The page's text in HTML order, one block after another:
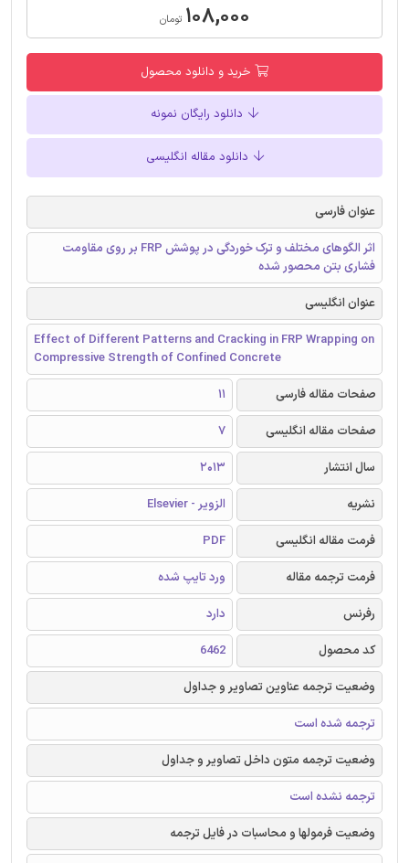
۱۰۸,۰۰۰ تومان
خرید و دانلود محصول
دانلود رایگان نمونه
دانلود مقاله انگلیسی
عنوان فارسی
اثر الگوهای مختلف و ترک خوردگی در پوشش FRP بر روی مقاومت
فشاری بتن محصور شده
عنوان انگلیسی
Effect of Different Patterns and Cracking in FRP Wrapping on
Compressive Strength of Confined Concrete
صفحات مقاله فارسی
11
صفحات مقاله انگلیسی
7
سال انتشار
2013
نشریه
الزویر - Elsevier
فرمت مقاله انگلیسی
PDF
فرمت ترجمه مقاله
ورد تایپ شده
رفرنس
دارد
کد محصول
6462
وضعیت ترجمه عناوین تصاویر و جداول
ترجمه شده است
وضعیت ترجمه متون داخل تصاویر و جداول
ترجمه نشده است
وضعیت فرمولها و محاسبات در فایل ترجمه